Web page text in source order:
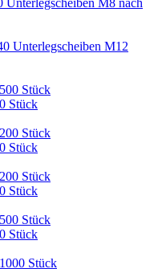
Unterlegscheiben M12
Stück
Stück
Stück
Stück